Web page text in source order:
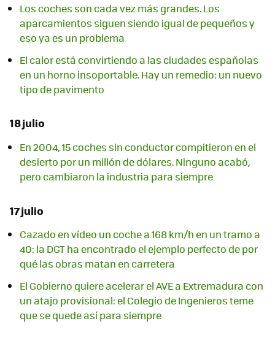
Los coches son cada vez más grandes. Los
aparcamientos siguen siendo igual de pequeños y
eso ya es un problema
El calor está convirtiendo a las ciudades españolas
en un horno insoportable. Hay un remedio: un nuevo
tipo de pavimento
18 julio
En 2004, 15 coches sin conductor compitieron en el
desierto por un millón de dólares. Ninguno acabó,
pero cambiaron la industria para siempre
17 julio
Cazado en vídeo un coche a 168 km/h en un tramo a
40: la DGT ha encontrado el ejemplo perfecto de por
qué las obras matan en carretera
El Gobierno quiere acelerar el AVE a Extremadura con
un atajo provisional: el Colegio de Ingenieros teme
que se quede así para siempre